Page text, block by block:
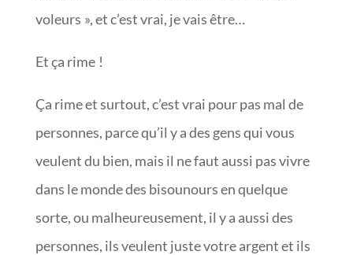
voleurs », et c’est vrai, je vais être…
Et ça rime !
Ça rime et surtout, c’est vrai pour pas mal de
personnes, parce qu’il y a des gens qui vous
veulent du bien, mais il ne faut aussi pas vivre
dans le monde des bisounours en quelque
sorte, ou malheureusement, il y a aussi des
personnes, ils veulent juste votre argent et ils